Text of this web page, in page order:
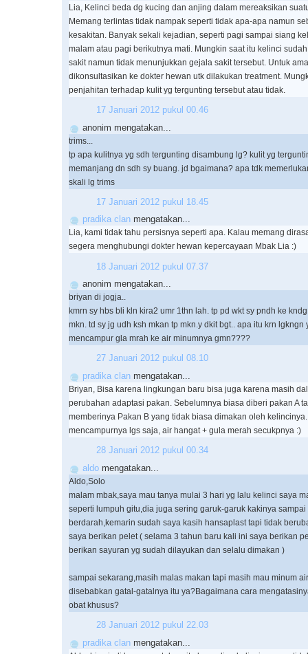
Lia, Kelinci beda dg kucing dan anjing dalam mereaksikan
Memang terlintas tidak nampak seperti tidak apa-apa namun
kesakitan. Banyak sekali kejadian, seperti pagi sampai siang
malam atau pagi berikutnya mati. Mungkin saat itu kelinci
sakit namun tidak menunjukkan gejala sakit tersebut. Untuk
dikonsultasikan ke dokter hewan utk dilakukan treatment.
penjahitan terhadap kulit yg tergunting tersebut atau tidak.
17 Januari 2012 pukul 00.46
anonim mengatakan...
trims...
tp apa kulitnya yg sdh tergunting disambung lg? kulit yg
memanjang dn sdh sy buang. jd bgaimana? apa tdk
skali lg trims
17 Januari 2012 pukul 18.45
pradika clan mengatakan...
Lia, kami tidak tahu persisnya seperti apa. Kalau memang
segera menghubungi dokter hewan kepercayaan Mbak Lia :)
18 Januari 2012 pukul 07.37
anonim mengatakan...
briyan di jogja..
kmrn sy hbs bli kln kira2 umr 1thn lah. tp pd wkt sy pndh ke
mkn. td sy jg udh ksh mkan tp mkn.y dkit bgt.. apa itu krn lgkngn
mencampur gla mrah ke air minumnya gmn????
27 Januari 2012 pukul 08.10
pradika clan mengatakan...
Briyan, Bisa karena lingkungan baru bisa juga karena masih
perubahan adaptasi pakan. Sebelumnya biasa diberi pakan A
memberinya Pakan B yang tidak biasa dimakan oleh
mencampurnya lgs saja, air hangat + gula merah secukpnya :)
28 Januari 2012 pukul 00.34
aldo mengatakan...
Aldo,Solo
malam mbak,saya mau tanya mulai 3 hari yg lalu kelinci saya
seperti lumpuh gitu,dia juga sering garuk-garuk kakinya sampai
berdarah,kemarin sudah saya kasih hansaplast tapi tidak
saya berikan pelet ( selama 3 tahun baru kali ini saya berikan
berikan sayuran yg sudah dilayukan dan selalu dimakan )
sampai sekarang,masih malas makan tapi masih mau minum
disebabkan gatal-gatalnya itu ya?Bagaimana cara
obat khusus?
28 Januari 2012 pukul 22.03
pradika clan mengatakan...